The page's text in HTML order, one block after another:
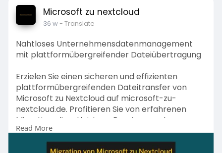
Microsoft zu nextcloud
36 w- Translate
Nahtloses Unternehmensdatenmanagement
mit plattformübergreifender Dateiübertragung
Erzielen Sie einen sicheren und effizienten
plattformübergreifenden Dateitransfer von
Microsoft zu Nextcloud auf microsoft-zu-
nextcloud.de. Profitieren Sie von erfahrenen
Migrationsdienstleistern, Beratung und
Überwachung, um die Sicherheit und
Konformität Ihrer Geschäftsdaten zu
Read More